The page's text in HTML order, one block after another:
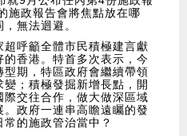
施政報告會將焦點放在哪
無法迴避。
呼籲全體市民積極建言獻
香港。特首多次表示，今
期，特區政府會繼續帶領
；積極發掘新增長點，開
交往合作，做大做深區域
政府一連串高瞻遠矚的發
的施政管治當中？